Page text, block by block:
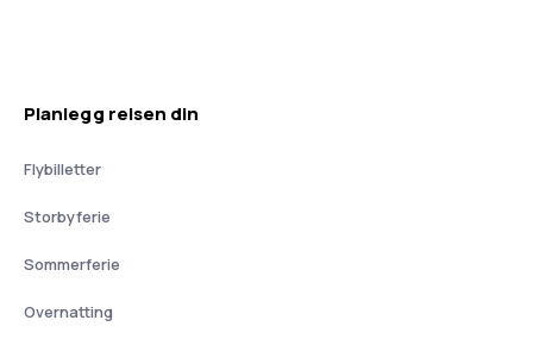
Planlegg reisen din
Flybilletter
Storbyferie
Sommerferie
Overnatting